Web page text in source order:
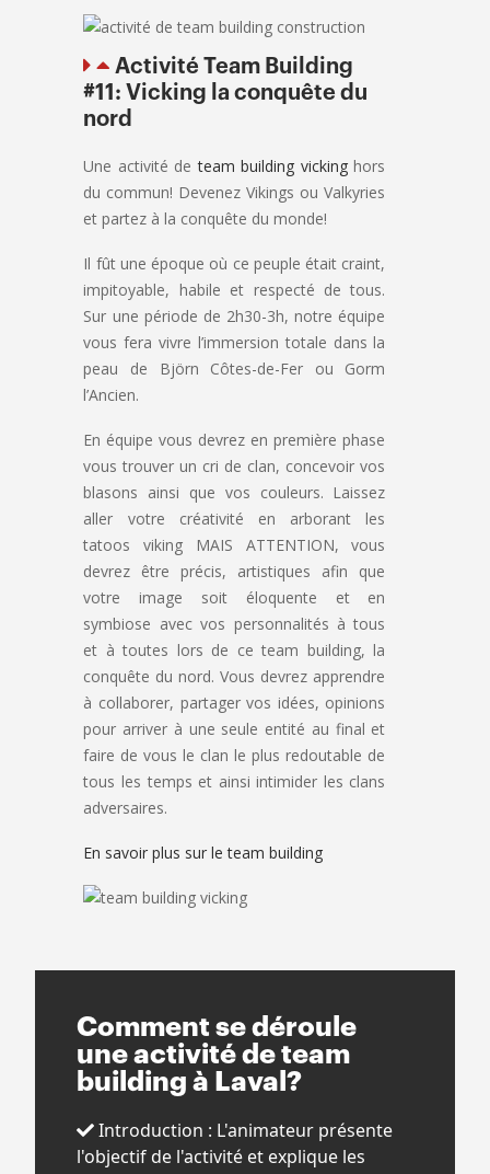
Activité Team Building
#11: Vicking la conquête du
nord
Une activité deteam building vickinghors
du commun! Devenez Vikings ou Valkyries
et partez à la conquête du monde!
Il fût une époque où ce peuple était craint,
impitoyable, habile et respecté de tous.
Sur une période de 2h30-3h, notre équipe
vous fera vivre l’immersion totale dans la
peau de Björn Côtes-de-Fer ou Gorm
l’Ancien.
En équipe vous devrez en première phase
vous trouver un cri de clan, concevoir vos
blasons ainsi que vos couleurs. Laissez
aller votre créativité en arborant les
tatoos viking MAIS ATTENTION, vous
devrez être précis, artistiques afin que
votre image soit éloquente et en
symbiose avec vos personnalités à tous
et à toutes lors de ce team building, la
conquête du nord. Vous devrez apprendre
à collaborer, partager vos idées, opinions
pour arriver à une seule entité au final et
faire de vous le clan le plus redoutable de
tous les temps et ainsi intimider les clans
adversaires.
En savoir plus sur le team building
Comment se déroule
une activité de team
building à Laval?
Introduction : L'animateur présente
l'objectif de l'activité et explique les